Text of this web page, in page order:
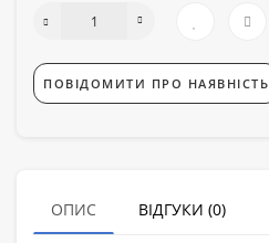
ПОВІДОМИТИ ПРО НАЯВНІСТЬ
ОПИС ВІДГУКИ (0)